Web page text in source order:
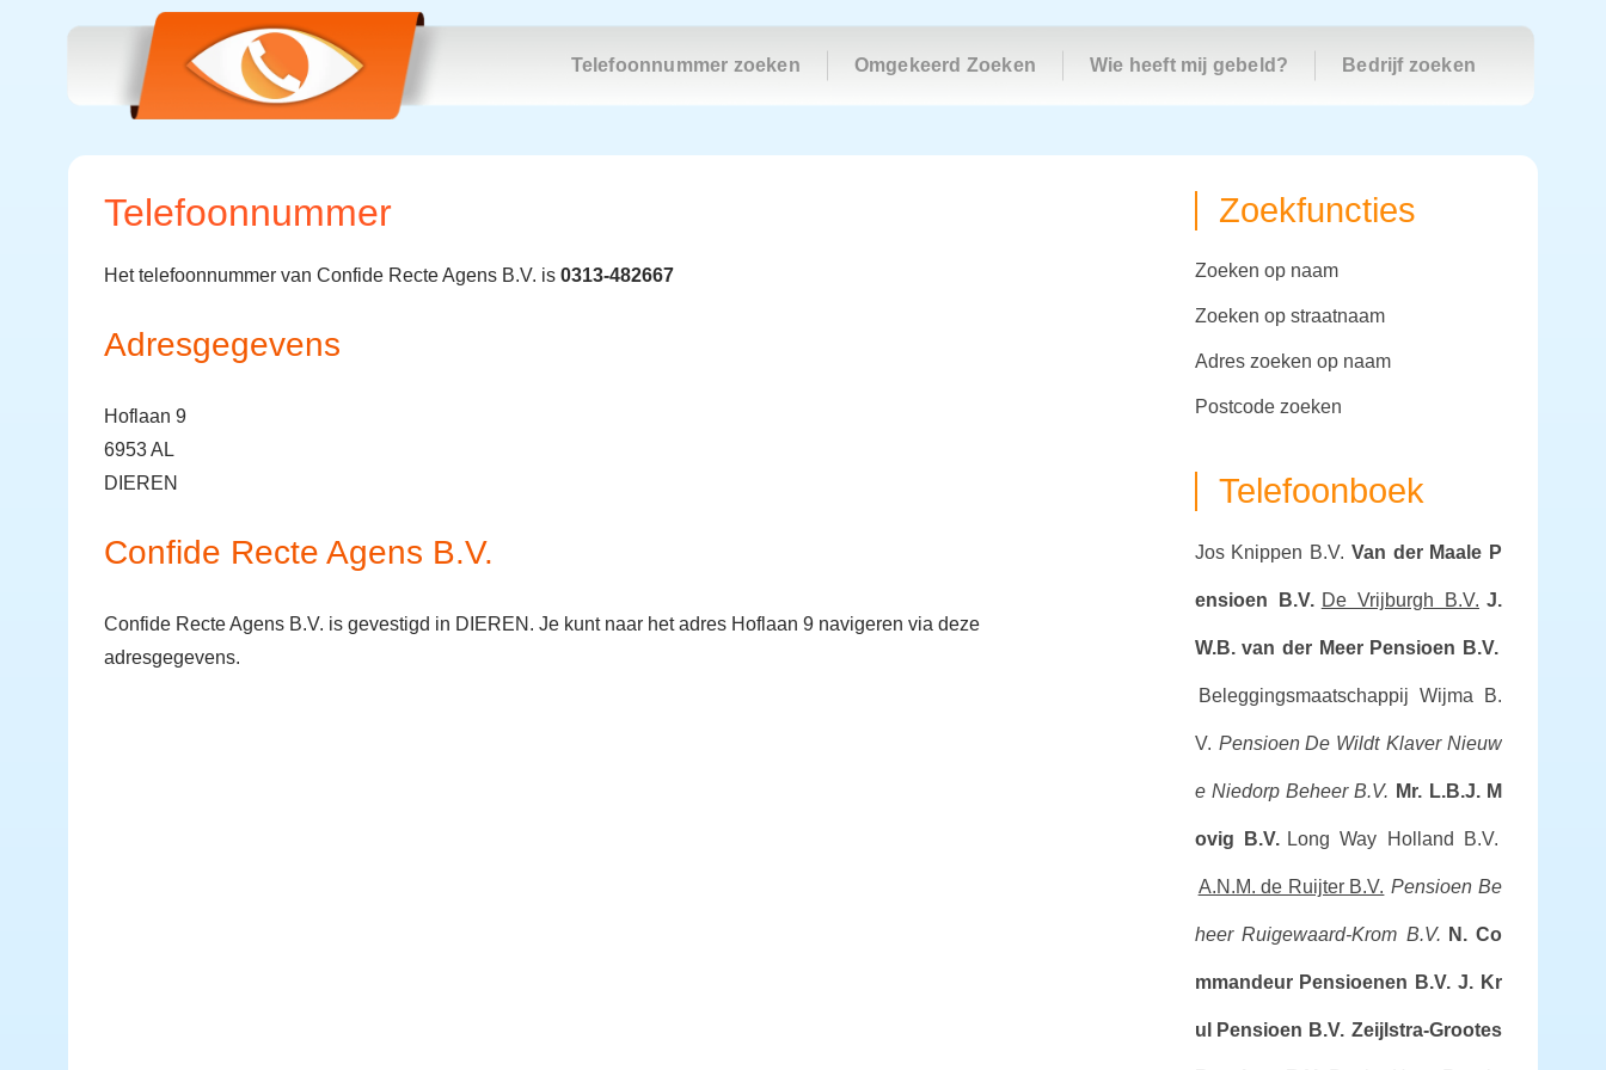
Telefoonnummer zoeken Omgekeerd Zoeken Wie heeft mij gebeld? Bedrijf zoeken
Telefoonnummer
Het telefoonnummer van Confide Recte Agens B.V. is 0313-482667
Adresgegevens
Hoflaan 9
6953 AL
DIEREN
Confide Recte Agens B.V.
Confide Recte Agens B.V. is gevestigd in DIEREN. Je kunt naar het adres Hoflaan 9 navigeren via deze
adresgegevens.
Zoekfuncties
zoeken op naam
zoeken op straatnaam
adres zoeken op naam
postcode zoeken
Telefoonboek
Jos Knippen B.V. Van der Maale P
ensioen B.V. De Vrijburgh B.V. J.
W.B. van der Meer Pensioen B.V.
Beleggingsmaatschappij Wijma B.
V. Pensioen De Wildt Klaver Nieuw
e Niedorp Beheer B.V. Mr. L.B.J. M
ovig B.V. Long Way Holland B.V.
A.N.M. de Ruijter B.V. Pensioen Be
heer Ruigewaard-Krom B.V. N. Co
mmandeur Pensioenen B.V. J. Kr
ul Pensioen B.V. Zeijlstra-Grootes